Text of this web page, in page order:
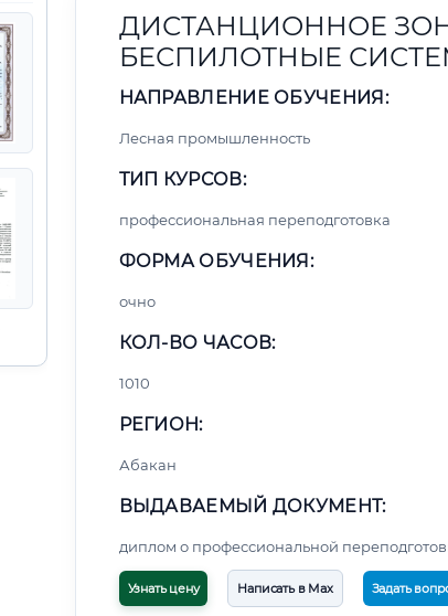
ДИСТАНЦИОННОЕ
БЕСПИЛОТНЫЕ
НАПРАВЛЕНИЕ ОБУЧЕНИЯ:
Лесная промышленность
ТИП КУРСОВ:
профессиональная переподготовка
ФОРМА ОБУЧЕНИЯ:
очно
КОЛ-ВО ЧАСОВ:
1010
РЕГИОН:
Абакан
ВЫДАВАЕМЫЙ ДОКУМЕНТ:
диплом о профессиональной
Узнать цену Написать в Max Задать